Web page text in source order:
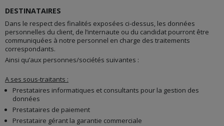
AVIS SUR LES STATIONS
PARTENAIRES
DONNÉES
OBJECTIF
Nous vous envoyons un courriel pour solliciter un avis.
Les avis sont anonymisés avant d’être affichés.
DESTINATAIRES
Dans le respect des finalités exposées ci-dessus, les données
personnelles du client, de l’internaute ou du candidat pourront être
communiquées à notre personnel en charge des traitements
correspondants.
Ainsi qu’aux personnes/sociétés suivantes :
A ses sous-traitants :
Prestataires informatiques et consultants pour la gestion des
données
Prestataires de paiement
Prestataire gérant la garantie commerciale